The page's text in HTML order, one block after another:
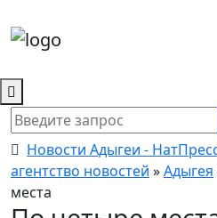
Новости Адыгеи -
агентство новостей »Адыгея
места